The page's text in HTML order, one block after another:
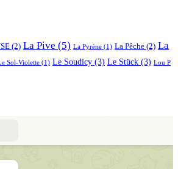
(2) La Pive (5) La Pyrène (1) La Pêche (2) La
Sol-Violette (1) Le Soudicy (3) Le Stück (3) Lou P